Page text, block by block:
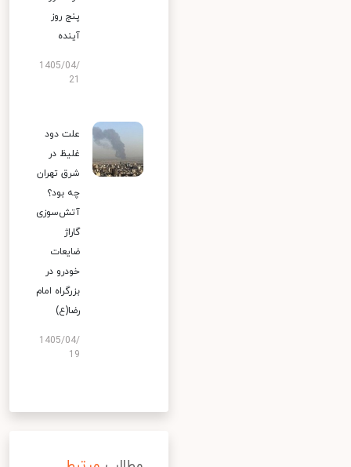
پنج روز
آینده
1405/04/
علت دود
غلیظ در
شرق تهران
چه بود؟
آتش‌سوزی
گاراژ
ضایعات
خودرو در
بزرگراه امام
رضا(ع)
1405/04/
19